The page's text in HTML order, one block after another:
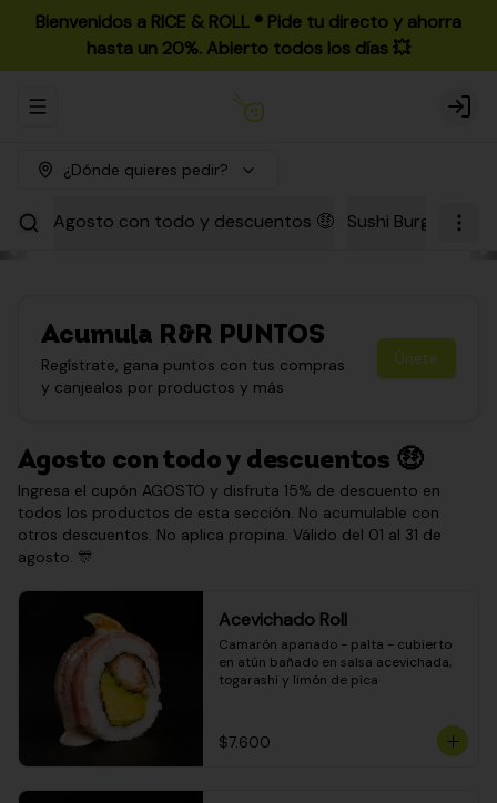
Bienvenidos a RICE & ROLL ®️ Pide tu directo y ahorra
hasta un 20%. Abierto todos los días 💥
Abrir menu de navegación Login
¿Dónde quieres pedir?
Agosto con todo y descuentos 🤑 Sushi Burgers
Acumula R&R PUNTOS
Regístrate, gana puntos con tus compras
y canjealos por productos y más
Únete
Agosto con todo y descuentos 🤑
Ingresa el cupón AGOSTO y disfruta 15% de descuento en
todos los productos de esta sección. No acumulable con
otros descuentos. No aplica propina. Válido del 01 al 31 de
agosto. 🎊
Acevichado Roll
Camarón apanado - palta - cubierto
en atún bañado en salsa acevichada,
togarashi y limón de pica
$7.600